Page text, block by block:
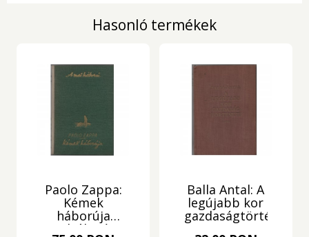
Hasonló termékek
Paolo Zappa:
Kémek
háborúja
(Tiltólistás
Balla Antal: A
legújabb kor
gazdaságtörténete